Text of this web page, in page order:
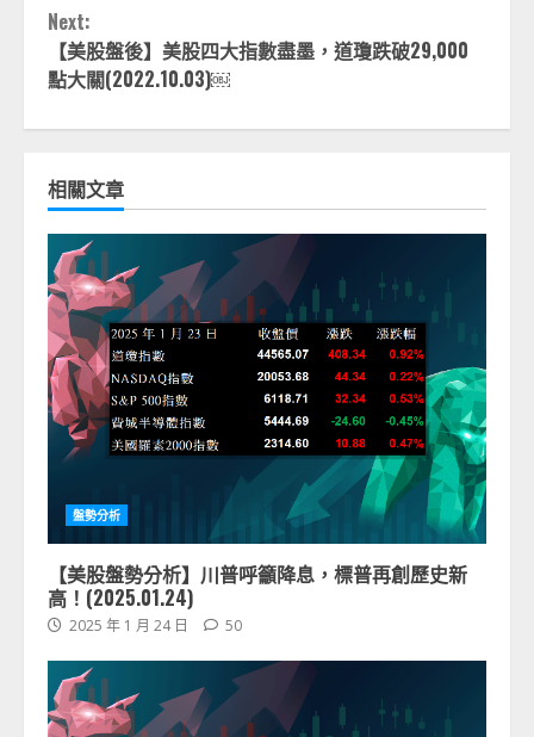
Next:
【美股盤後】美股四大指數盡墨，道瓊跌破29,000
點大關(2022.10.03)￼
相關文章
盤勢分析
【美股盤勢分析】川普呼籲降息，標普再創歷史新
高！(2025.01.24)
2025 年 1 月 24 日 50